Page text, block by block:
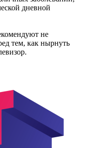
дневной
не
тем, как нырнуть